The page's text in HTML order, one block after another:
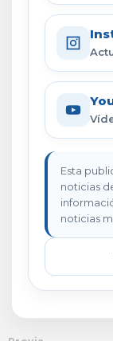
Esta
noticias
noticias